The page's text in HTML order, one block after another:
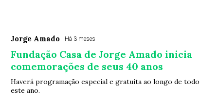
Jorge Amado Há 3 meses
Fundação Casa de Jorge Amado inicia
comemorações de seus 40 anos
Haverá programação especial e gratuita ao longo de todo
este ano.